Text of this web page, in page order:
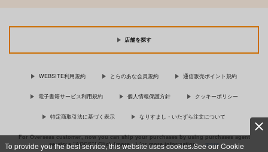
To provide you the best service, this website uses cookies.See our Cookie
店舗を探す
WEBSITE利用規約 とらのあな会員規約 通信販売ポイント規約
電子書籍サービス利用規約 個人情報保護方針 クッキーポリシー
特定商取引法に基づく表示 なりすまし・いたずら注文について
For Overseas customer, now you can ship your purchases by using purchases agent
services “AOCS”! Click {more…} for more information …more